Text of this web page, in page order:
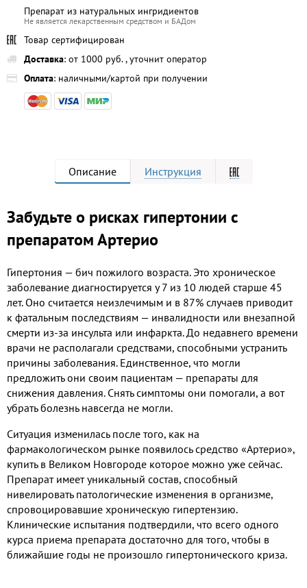
Препарат из натуральных ингридиентов
Не является лекарственным средством и БАДом
Товар сертифицирован
Доставка: от 1000 руб. , уточнит оператор
Оплата: наличными/картой при получении
Описание Инструкция
Забудьте о рисках гипертонии с
препаратом Артерио
Гипертония — бич пожилого возраста. Это хроническое
заболевание диагностируется у 7 из 10 людей старше 45
лет. Оно считается неизлечимым и в 87% случаев приводит
к фатальным последствиям — инвалидности или внезапной
смерти из-за инсульта или инфаркта. До недавнего времени
врачи не располагали средствами, способными устранить
причины заболевания. Единственное, что могли
предложить они своим пациентам — препараты для
снижения давления. Снять симптомы они помогали, а вот
убрать болезнь навсегда не могли.
Ситуация изменилась после того, как на
фармакологическом рынке появилось средство «Артерио»,
купить в Великом Новгороде которое можно уже сейчас.
Препарат имеет уникальный состав, способный
нивелировать патологические изменения в организме,
спровоцировавшие хроническую гипертензию.
Клинические испытания подтвердили, что всего одного
курса приема препарата достаточно для того, чтобы в
ближайшие годы не произошло гипертонического криза.